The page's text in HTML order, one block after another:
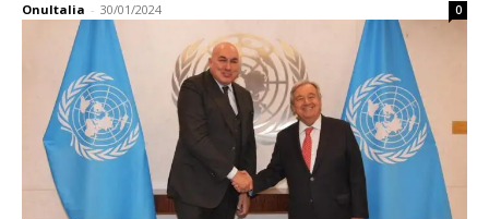
OnuItalia - 30/01/2024 0